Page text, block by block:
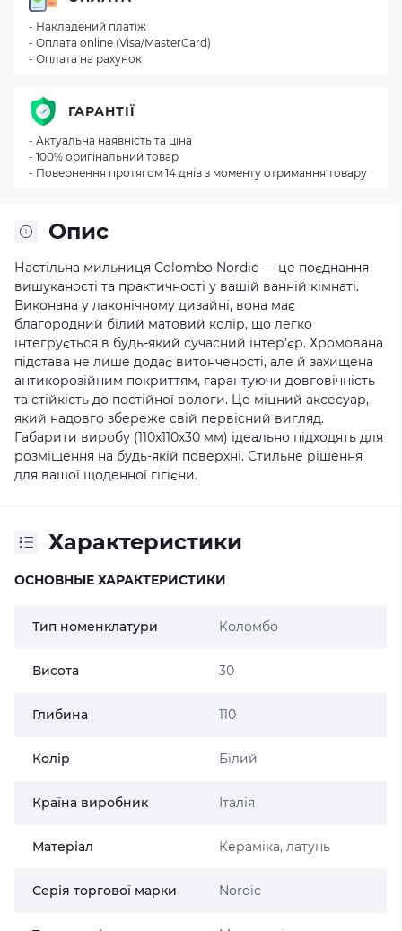
Опис
Настільна мильниця Colombo Nordic — це поєднання
вишуканості та практичності у вашій ванній кімнаті.
Виконана у лаконічному дизайні, вона має
благородний білий матовий колір, що легко
інтегрується в будь-який сучасний інтер’єр. Хромована
підстава не лише додає витонченості, але й захищена
антикорозійним покриттям, гарантуючи довговічність
та стійкість до постійної вологи. Це міцний аксесуар,
який надовго збереже свій первісний вигляд.
Габарити виробу (110х110х30 мм) ідеально підходять для
розміщення на будь-якій поверхні. Стильне рішення
для вашої щоденної гігієни.
Характеристики
ОСНОВНЫЕ ХАРАКТЕРИСТИКИ
Тип номенклатури Коломбо
Висота 30
Глибина 110
Колір Білий
Країна виробник Італія
Матеріал Кераміка, латунь
Серія торгової марки Nordic
- Накладений платіж
- Оплата online (Visa/MasterCard)
- Оплата на рахунок
ГАРАНТІЇ
- Актуальна наявність та ціна
- 100% оригінальний товар
- Повернення протягом 14 днів з моменту отримання товару